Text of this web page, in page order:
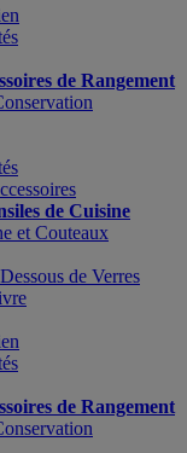
de Rangement
de Cuisine
et Couteaux
de Verres
de Rangement